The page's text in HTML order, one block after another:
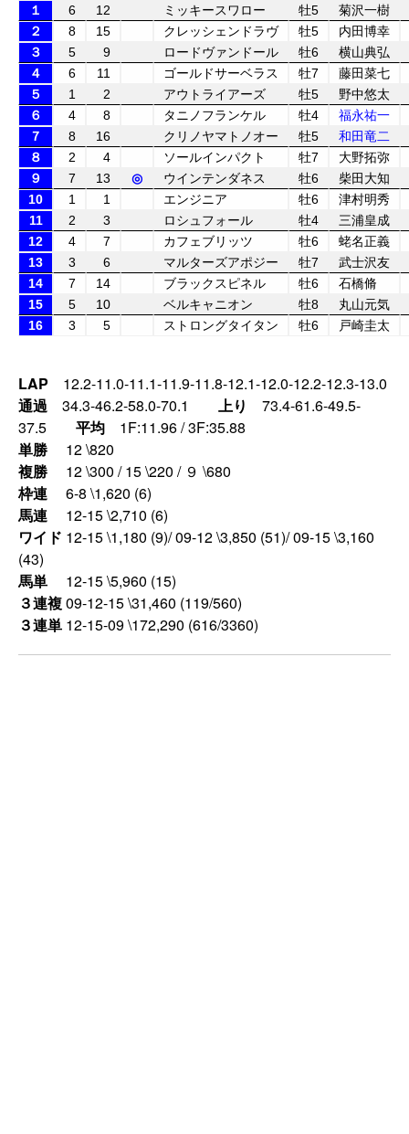
１ 6 12 ミッキースワロー 牡5
菊沢一樹
２
8 15 クレッシェンドラヴ 牡5
内田博幸
３
5 9 ロードヴァンドール 牡6
横山典弘
４
6 11 ゴールドサーベラス 牡7
藤田菜七
５
1 2 アウトライアーズ 牡5
野中悠太
６
4 8 タニノフランケル 牡4
福永祐一
７
8 16 クリノヤマトノオー 牡5
和田竜二
８
2 4 ソールインパクト 牡7
大野拓弥
９
7 13 ◎ ウインテンダネス 牡6
柴田大知
10
1 1 エンジニア 牡6
津村明秀
11
2 3 ロシュフォール 牡4
三浦皇成
12
4 7 カフェブリッツ 牡6
蛯名正義
13
3 6 マルターズアポジー 牡7
武士沢友
14
7 14 ブラックスピネル 牡6
石橋脩
15
5 10 ベルキャニオン 牡8
丸山元気
16
3 5 ストロングタイタン 牡6 戸崎圭太
LAP 12.2-11.0-11.1-11.9-11.8-12.1-12.0-12.2-12.3-13.0
通過 34.3-46.2-58.0-70.1 上り 73.4-61.6-49.5-
37.5 平均 1F:11.96 / 3F:35.88
単勝
12 \820
複勝
12 \300 / 15 \220 / ９ \680
枠連
6-8 \1,620 (6)
馬連
12-15 \2,710 (6)
ワイド 12-15 \1,180 (9)/ 09-12 \3,850 (51)/ 09-15 \3,160
(43)
馬単
12-15 \5,960 (15)
３連複09-12-15 \31,460 (119/560)
３連単 12-15-09 \172,290 (616/3360)